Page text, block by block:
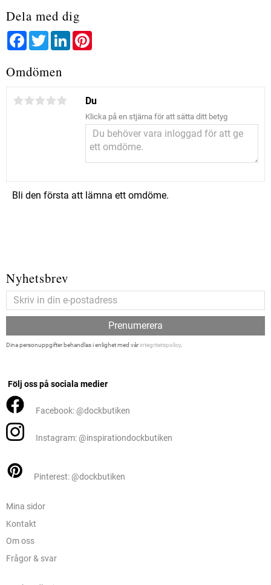
Dela med dig
FacebookTwitterLinkedIn
Omdömen
Du
Klicka på en stjärna för att sätta ditt betyg
Bli den första att lämna ett omdöme.
Nyhetsbrev
Prenumerera
Dina personuppgifter behandlas i enlighet med vårintegritetspolicy.
Följ oss på sociala medier
Facebook: @dockbutiken
Instagram: @inspirationdockbutiken
Pinterest: @dockbutiken
Mina sidor
Kontakt
Om oss
Frågor & svar